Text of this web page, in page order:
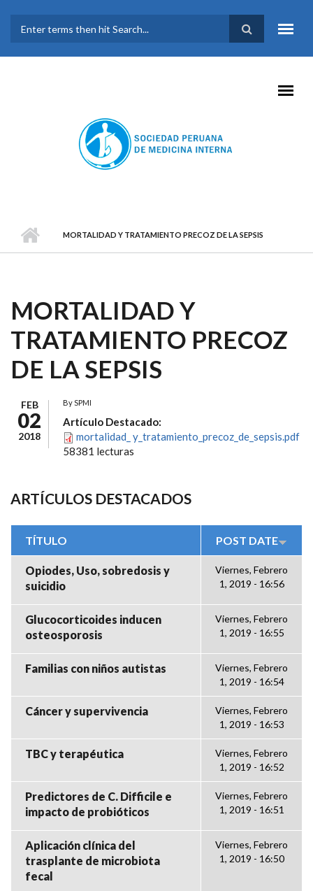
FORMULARIO DE
BÚSQUEDA
MORTALIDAD Y TRATAMIENTO PRECOZ DE LA SEPSIS
MORTALIDAD Y
TRATAMIENTO PRECOZ
DE LA SEPSIS
FEB
02
2018
BySPMI
Artículo Destacado:
mortalidad_ y_tratamiento_precoz_de_sepsis.pdf
58381 lecturas
ARTÍCULOS DESTACADOS
TÍTULO POST DATE
Opiodes, Uso, sobredosis y
suicidio
Viernes, Febrero
1, 2019 - 16:56
Glucocorticoides inducen
osteosporosis
Viernes, Febrero
1, 2019 - 16:55
Familias con niños autistas
Viernes, Febrero
1, 2019 - 16:54
Cáncer y supervivencia
Viernes, Febrero
1, 2019 - 16:53
TBC y terapéutica
Viernes, Febrero
1, 2019 - 16:52
Predictores de C. Difficile e
impacto de probióticos
Viernes, Febrero
1, 2019 - 16:51
Aplicación clínica del
trasplante de microbiota
fecal
Viernes, Febrero
1, 2019 - 16:50